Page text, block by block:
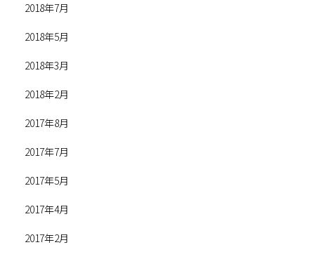
2018年7月
2018年5月
2018年3月
2018年2月
2017年8月
2017年7月
2017年5月
2017年4月
2017年2月